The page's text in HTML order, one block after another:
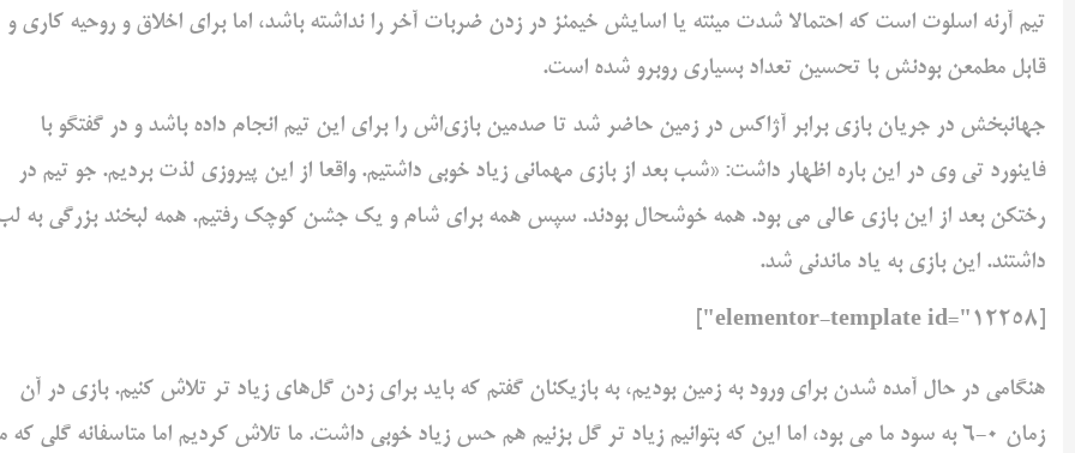
تیم آرنه اسلوت است که احتمالا شدت مینته یا اسایش خیمنز در زدن ضربات آخر را نداشته باشد، اما برای اخلاق و روحیه کاری و
قابل مطمعن بودنش با تحسین تعداد بسیاری روبرو شده است.
جهانبخش در جریان بازی برابر آژاکس در زمین حاضر شد تا صدمین بازی‌اش را برای این تیم انجام داده باشد و در گفتگو با
فاینورد تی وی در این باره اظهار داشت: «شب بعد از بازی مهمانی زیاد خوبی داشتیم. واقعا از این پیروزی لذت بردیم. جو تیم در
رختکن بعد از این بازی عالی می بود. همه خوشحال بودند. سپس همه برای شام و یک جشن کوچک رفتیم. همه لبخند بزرگی به
داشتند. این بازی به یاد ماندنی شد.
هنگامی در حال آمده شدن برای ورود به زمین بودیم، به بازیکنان گفتم که باید برای زدن گل‌های زیاد تر تلاش کنیم. بازی در آن
زمان 0-6 به سود ما می بود، اما این که بتوانیم زیاد تر گل بزنیم هم حس زیاد خوبی داشت. ما تلاش کردیم اما متاسفانه گلی که